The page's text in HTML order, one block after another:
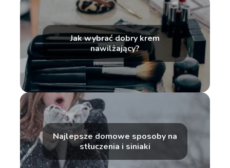
Jak wybrać dobry krem
nawilżający?
Najlepsze domowe sposoby na
stłuczenia i siniaki